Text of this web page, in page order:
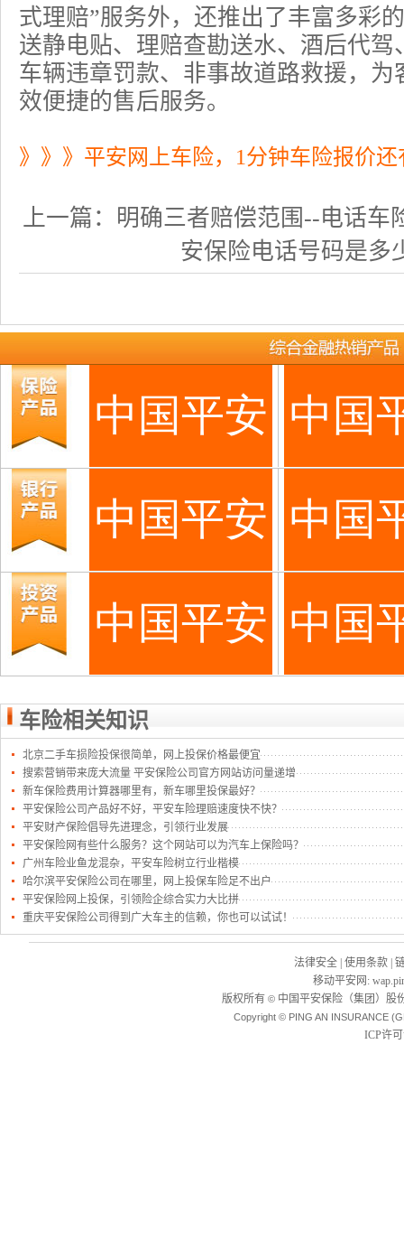
式理赔”服务外，还推出了丰富多彩
送静电贴、理赔查勘送水、酒后代
车辆违章罚款、非事故道路救援，
效便捷的售后服务。
》》》平安网上车险，1分钟车险报价
上一篇： 明确三者赔偿范围--电话车
安保险电话号码是多
车险相关知识
北京二手车损险投保很简单，网上投保价格最便宜
搜索营销带来庞大流量 平安保险公司官方网站访问量递增
新车保险费用计算器哪里有，新车哪里投保最好？
平安保险公司产品好不好，平安车险理赔速度快不快？
平安财产保险倡导先进理念，引领行业发展
平安保险网有些什么服务？这个网站可以为汽车上保险吗？
广州车险业鱼龙混杂，平安车险树立行业楷模
哈尔滨平安保险公司在哪里，网上投保车险足不出户
平安保险网上投保，引领险企综合实力大比拼
重庆平安保险公司得到广大车主的信赖，你也可以试试！
法律安全 使用条款
移动平安网 :
版权所有 ©中国平安保险（集团）股
Copyright © PING AN INSURANCE
ICP许